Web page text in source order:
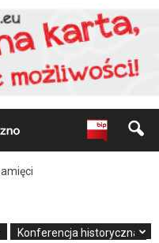
Konferencja historyczna